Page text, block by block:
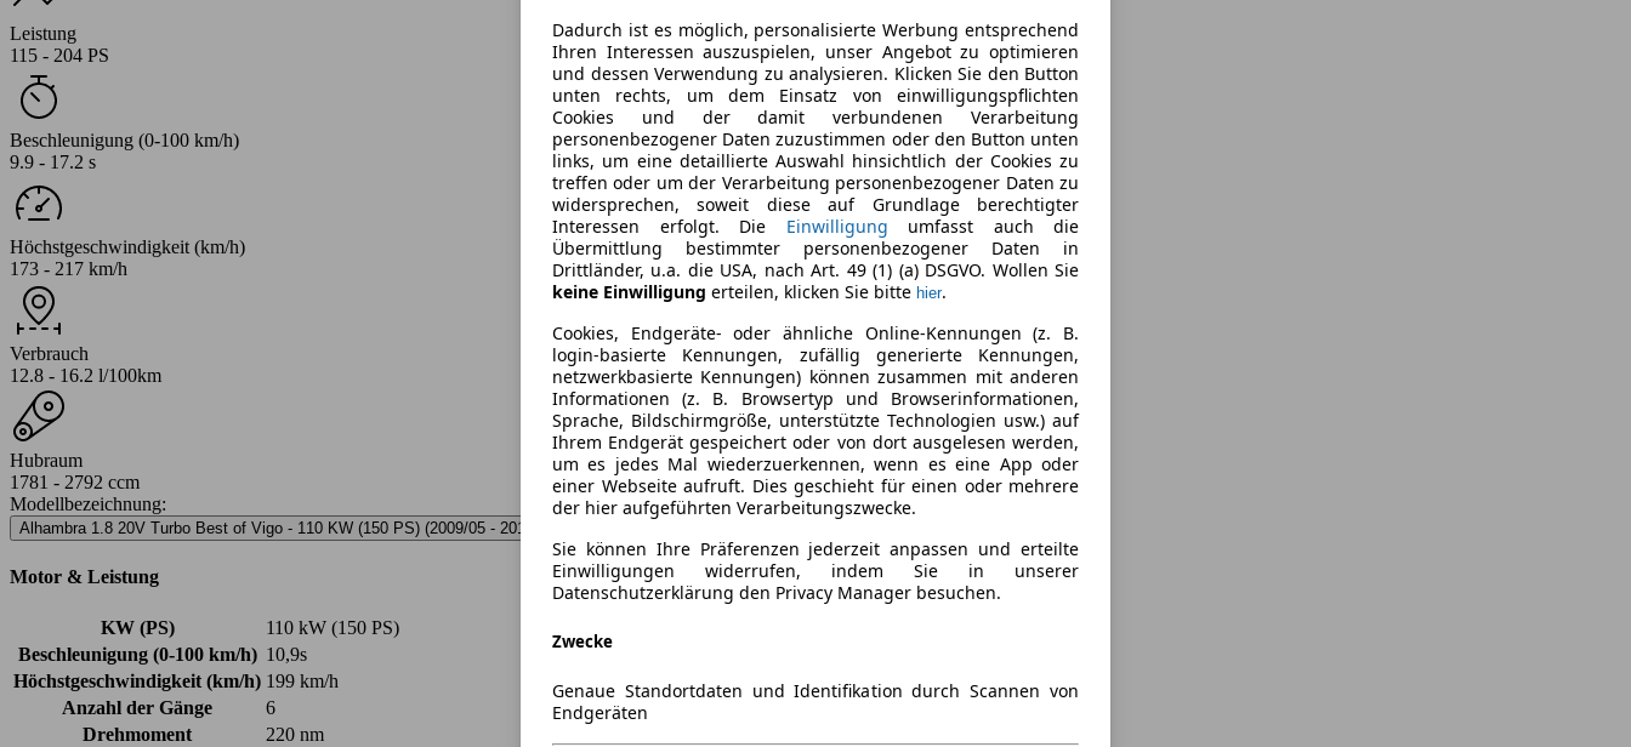
Leistung
115 - 204 PS
Beschleunigung (0-100 km/h)
9.9 - 17.2 s
Höchstgeschwindigkeit (km/h)
173 - 217 km/h
Verbrauch
12.8 - 16.2 l/100km
Hubraum
1781 - 2792 ccm
Modellbezeichnung:
Alhambra 1.8 20V Turbo Best of Vigo - 110 KW (150 PS) (2009/05 - 2010/09)
Motor & Leistung
KW (PS)
110 kW (150 PS)
Beschleunigung (0-100 km/h) 10,9s
Höchstgeschwindigkeit (km/h) 199 km/h
Anzahl der Gänge
6
Drehmoment
220 nm
Dadurch ist es möglich, personalisierte Werbung entsprechend
Ihren Interessen auszuspielen, unser Angebot zu optimieren
und dessen Verwendung zu analysieren. Klicken Sie den Button
unten rechts, um dem Einsatz von einwilligungspflichten
Cookies und der damit verbundenen Verarbeitung
personenbezogener Daten zuzustimmen oder den Button unten
links, um eine detaillierte Auswahl hinsichtlich der Cookies zu
treffen oder um der Verarbeitung personenbezogener Daten zu
widersprechen, soweit diese auf Grundlage berechtigter
Interessen erfolgt. Die Einwilligung umfasst auch die
Übermittlung bestimmter personenbezogener Daten in
Drittländer, u.a. die USA, nach Art. 49 (1) (a) DSGVO. Wollen Sie
keine Einwilligung erteilen, klicken Sie bitte hier.
Cookies, Endgeräte- oder ähnliche Online-Kennungen (z. B.
login-basierte Kennungen, zufällig generierte Kennungen,
netzwerkbasierte Kennungen) können zusammen mit anderen
Informationen (z. B. Browsertyp und Browserinformationen,
Sprache, Bildschirmgröße, unterstützte Technologien usw.) auf
Ihrem Endgerät gespeichert oder von dort ausgelesen werden,
um es jedes Mal wiederzuerkennen, wenn es eine App oder
einer Webseite aufruft. Dies geschieht für einen oder mehrere
der hier aufgeführten Verarbeitungszwecke.
Sie können Ihre Präferenzen jederzeit anpassen und erteilte
Einwilligungen widerrufen, indem Sie in unserer
Datenschutzerklärung den Privacy Manager besuchen.
Zwecke
Genaue Standortdaten und Identifikation durch Scannen von
Endgeräten